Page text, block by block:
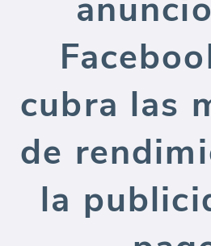
cubra las
de
la